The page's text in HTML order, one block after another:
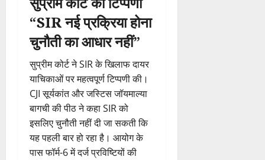
“SIR नई प्रक्रिया होना
चुनौती का आधार नहीं”
सुप्रीम कोर्ट ने SIR के खिलाफ दायर
याचिकाओं पर महत्वपूर्ण टिप्पणी की।
CJI सूर्यकांत और जस्टिस जॉयमाल्या
बागची की पीठ ने कहा SIR को
इसलिए चुनौती नहीं दी जा सकती कि
यह पहली बार हो रहा है। आयोग के
पास फॉर्म-6 में दर्ज प्रविष्टियों की